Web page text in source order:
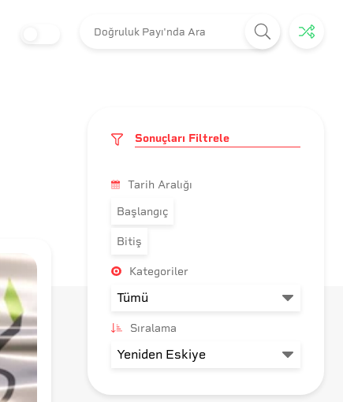
Sonuçları Filtrele
Tarih Aralığı
Başlangıç
Bitiş
Kategoriler
Sıralama